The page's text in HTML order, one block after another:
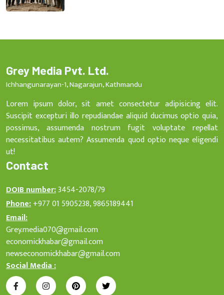
Grey Media Pvt. Ltd.
Ichhangunarayan-1, Nagarajun, Kathmandu
Lorem ipsum dolor, sit amet consectetur adipisicing elit.
Suscipit excepturi illo repudiandae aliquid ducimus optio quia,
possimus, assumenda nostrum fugit voluptate repellat
necessitatibus autem? Assumenda quod optio neque eligendi
ut!
Contact
DOIB number:3454-2078/79
Phone:+977 01 5905238, 9865189441
Email:
Grey.media070@gmail.com
economickhabar@gmail.com
newseconomickhabar@gmail.com
Social Media :